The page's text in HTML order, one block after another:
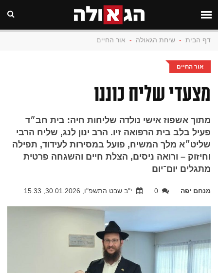
דף הבית - שיחת הגאולה - אור החיים
אור החיים
מצעדי שליח כוננו
מתוך אשפוז אישי נולדה שליחות חיה: בית חב״ד
פעיל בלב בית הרפואה זיו. הרב ינון לנג, שליח הרבי
שליט״א מלך המשיח, פועל במסירות לעידוד, תפילה
וחיזוק – ורואה ניסים, הצלת חיים והשגחה פרטית
מתגלים יום־יום
מנחם יפה 0 י"ב שבט התשפ"ו, 30.01.2026, 15:33